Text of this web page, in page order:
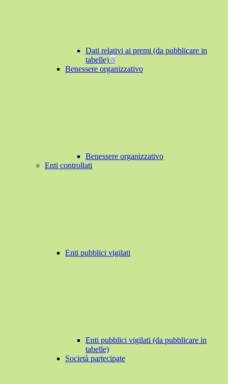
Dati relativi ai premi (da pubblicare in
tabelle) 8
Benessere organizzativo
Benessere organizzativo
Enti controllati
Enti pubblici vigilati
Enti pubblici vigilati (da pubblicare in
tabelle)
Società partecipate